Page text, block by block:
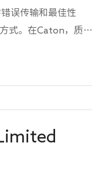
误传输和最佳性
式。在Caton，质
。 Caton